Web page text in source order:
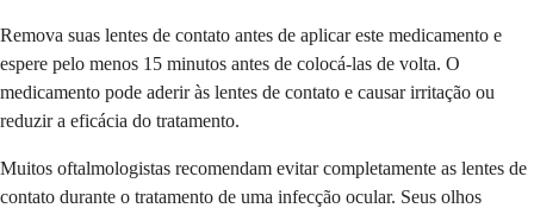
Remova suas lentes de contato antes de aplicar este medicamento e
espere pelo menos 15 minutos antes de colocá-las de volta. O
medicamento pode aderir às lentes de contato e causar irritação ou
reduzir a eficácia do tratamento.
Muitos oftalmologistas recomendam evitar completamente as lentes de
contato durante o tratamento de uma infecção ocular. Seus olhos